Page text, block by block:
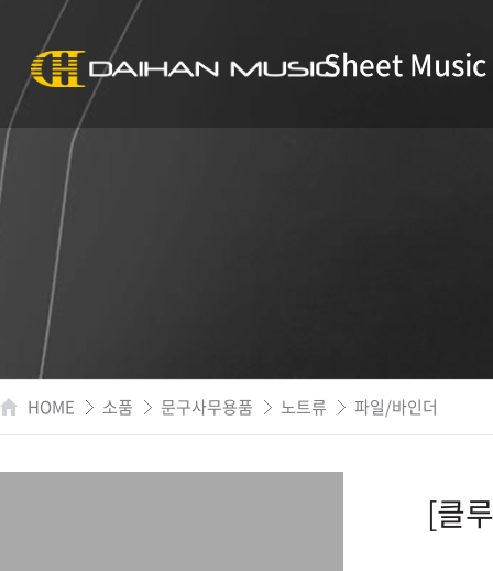
Sheet Music
HOME 소품 문구사무용품 노트류 파일/바인더
[클